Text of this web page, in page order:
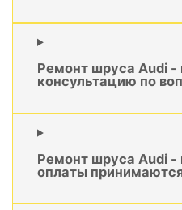
Ремонт шруса Audi -
консультацию по
Ремонт шруса Audi
оплаты